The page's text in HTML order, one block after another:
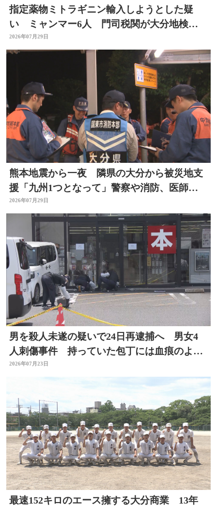
指定薬物ミトラギニン輸入しようとした疑
い ミャンマー6人 門司税関が大分地検に
告発 大分
2026年07月29日
熊本地震から一夜 隣県の大分から被災地支
援「九州1つとなって」警察や消防、医師、
看護師、水道局など
2026年07月29日
男を殺人未遂の疑いで24日再逮捕へ 男女4
人刺傷事件 持っていた包丁には血痕のよう
なもの付着
2026年07月23日
最速152キロのエース擁する大分商業 13年